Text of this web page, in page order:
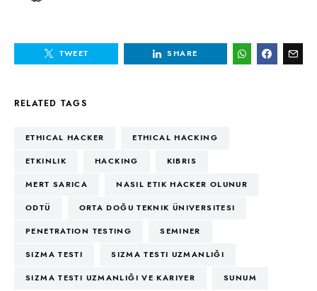
TWEET SHARE
RELATED TAGS
ETHICAL HACKER ETHICAL HACKING
ETKINLIK HACKING KIBRIS
MERT SARICA NASIL ETIK HACKER OLUNUR
ODTÜ ORTA DOĞU TEKNIK ÜNIVERSITESI
PENETRATION TESTING SEMINER
SIZMA TESTI SIZMA TESTI UZMANLIĞI
SIZMA TESTI UZMANLIĞI VE KARIYER SUNUM